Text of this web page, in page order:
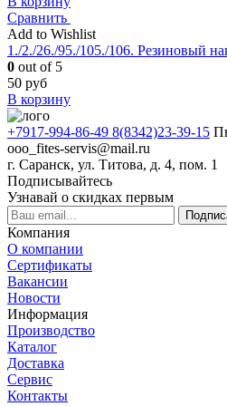
Сравнить
Add to Wishlist
1./2./26./95./105./106. Резиновый
0 out of 5
50 руб
В корзину
+7917-994-86-49 8(8342)23-39-15
ooo_fites-servis@mail.ru
г. Саранск, ул. Титова, д. 4, пом. 1
Подписывайтесь
Узнавай о скидках первым
Компания
О компании
Сертификаты
Вакансии
Новости
Информация
Производство
Каталог
Доставка
Сервис
Контакты